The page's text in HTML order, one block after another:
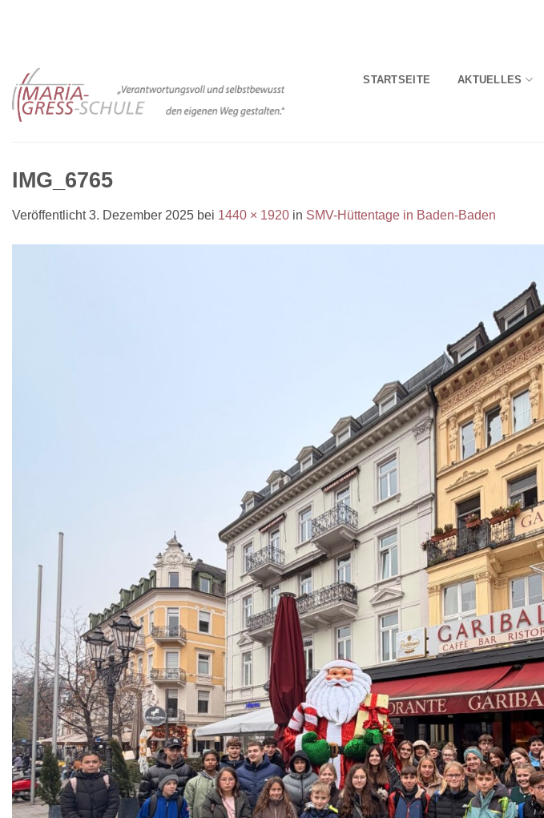
STARTSEITE AKTUELLES
IMG_6765
Veröffentlicht3. Dezember 2025 bei 1440 × 1920 in SMV-Hüttentage in Baden-Baden